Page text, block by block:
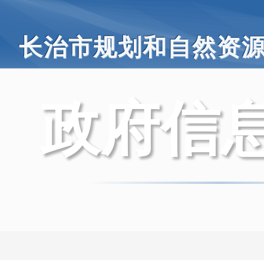
长治市规划和自然资
政府信